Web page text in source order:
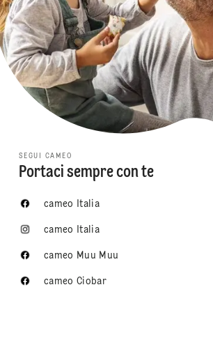
SEGUI CAMEO
Portaci sempre con te
cameo Italia
cameo Italia
cameo Muu Muu
cameo Ciobar